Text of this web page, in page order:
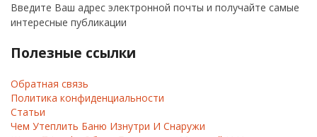
Введите Ваш адрес электронной почты и получайте самые
интересные публикации
Полезные ссылки
Обратная связь
Политика конфиденциальности
Статьи
Чем Утеплить Баню Изнутри И Снаружи